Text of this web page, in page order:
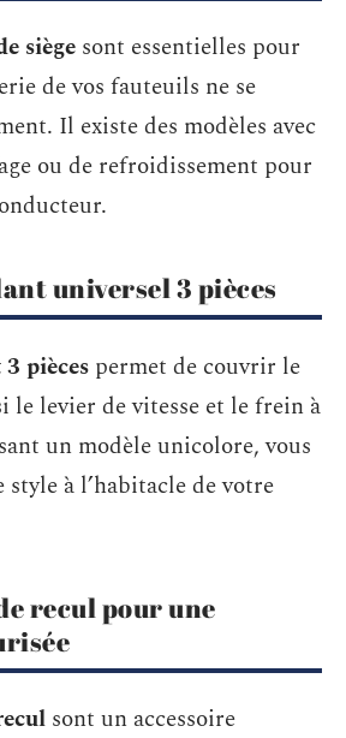
siège sont essentielles pour
de vos fauteuils ne se
Il existe des modèles avec
ou de refroidissement pour
universel 3 pièces
pièces permet de couvrir le
le levier de vitesse et le frein à
un modèle unicolore, vous
à l’habitacle de votre
recul pour une
sont un accessoire